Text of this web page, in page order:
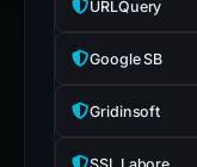
URLQuery
Google SB
Gridinsoft
SSL Labore